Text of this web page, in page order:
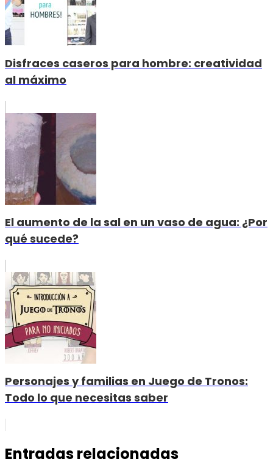
Disfraces caseros para hombre: creatividad
al máximo
El aumento de la sal en un vaso de agua: ¿Por
qué sucede?
Personajes y familias en Juego de Tronos:
Todo lo que necesitas saber
Entradas relacionadas